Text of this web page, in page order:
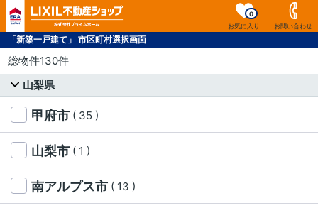
お気に入り
0
お問い合わせ
「新築一戸建て」 市区町村選択画面
総物件130件
山梨県
甲府市 ( 35 )
山梨市 ( 1 )
南アルプス市 ( 13 )